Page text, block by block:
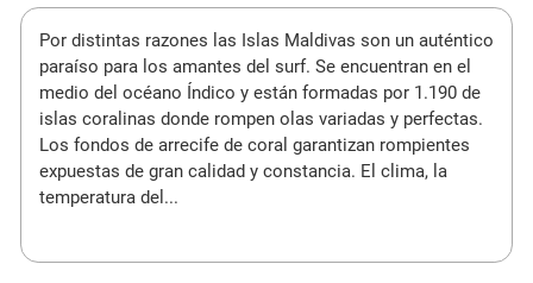
Por distintas razones las Islas Maldivas son un auténtico
paraíso para los amantes del surf. Se encuentran en el
medio del océano Índico y están formadas por 1.190 de
islas coralinas donde rompen olas variadas y perfectas.
Los fondos de arrecife de coral garantizan rompientes
expuestas de gran calidad y constancia. El clima, la
temperatura del...